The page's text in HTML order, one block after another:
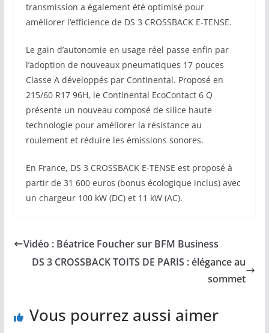
transmission a également été optimisé pour
améliorer l’efficience de DS 3 CROSSBACK E-TENSE.
Le gain d’autonomie en usage réel passe enfin par
l’adoption de nouveaux pneumatiques 17 pouces
Classe A développés par Continental. Proposé en
215/60 R17 96H, le Continental EcoContact 6 Q
présente un nouveau composé de silice haute
technologie pour améliorer la résistance au
roulement et réduire les émissions sonores.
En France, DS 3 CROSSBACK E-TENSE est proposé à
partir de 31 600 euros (bonus écologique inclus) avec
un chargeur 100 kW (DC) et 11 kW (AC).
Vidéo : Béatrice Foucher sur BFM Business
DS 3 CROSSBACK TOITS DE PARIS : élégance au
sommet
Vous pourrez aussi aimer